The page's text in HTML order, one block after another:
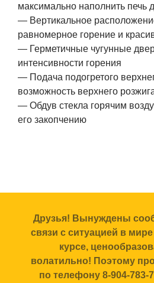
максимально наполнить печь
— Вертикальное
равномерное горение и
— Герметичные чугунные
интенсивности горения
— Подача подогретого
возможность верхнего
— Обдув стекла горячим
его закопчению
Друзья! Вынуждены
связи с ситуацией в
курсе,
волатильно! Поэтому
по телефону 8-904-783-